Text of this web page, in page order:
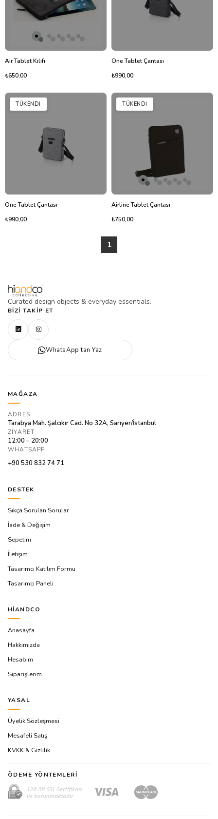
Air Tablet Kılıfı
₺650,00
One Tablet Çantası
₺990,00
TÜKENDI
One Tablet Çantası
₺990,00
TÜKENDI
Airline Tablet Çantası
₺750,00
1
Curated design objects & everyday essentials.
BIZI TAKIP ET
WhatsApp’tan Yaz
MAĞAZA
ADRES
Tarabya Mah. Şalcıkır Cad. No 32A, Sarıyer/İstanbul
ZIYARET
12:00 – 20:00
WHATSAPP
+90 530 832 74 71
DESTEK
Sıkça Sorulan Sorular
İade & Değişim
Sepetim
İletişim
Tasarımcı Katılım Formu
Tasarımcı Paneli
HIANDCO
Anasayfa
Hakkımızda
Hesabım
Siparişlerim
YASAL
Üyelik Sözleşmesi
Mesafeli Satış
KVKK & Gizlilik
ÖDEME YÖNTEMLERI